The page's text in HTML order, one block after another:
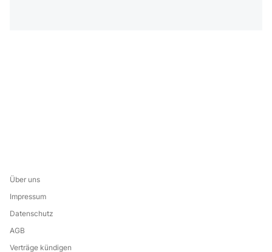
Über uns
Impressum
Datenschutz
AGB
Verträge kündigen